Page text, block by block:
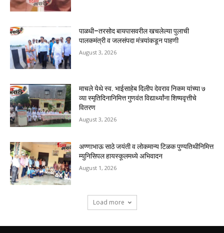
पाळधी–तरसोद बायपासवरील खचलेल्या पुलाची
पालकमंत्री व जलसंपदा मंत्र्यांकडून पाहणी
August 3, 2026
माचले येथे स्व. भाईसाहेब दिलीप देवराव निकम यांच्या ७
व्या स्मृतिदिनानिमित्त गुणवंत विद्यार्थ्यांना शिष्यवृत्तीचे
वितरण
August 3, 2026
अण्णाभाऊ साठे जयंती व लोकमान्य टिळक पुण्यतिथीनिमित्त
म्युनिसिपल हायस्कूलमध्ये अभिवादन
August 1, 2026
Load more